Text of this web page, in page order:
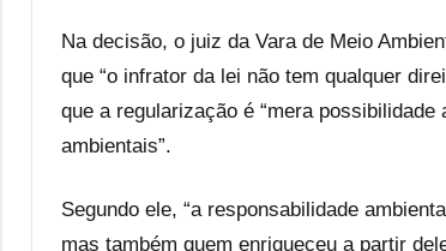
Na decisão, o juiz da Vara de Meio
que “o infrator da lei não tem qualquer
que a regularização é “mera
ambientais”.
Segundo ele, “a responsabilidade
mas também quem enriqueceu a partir